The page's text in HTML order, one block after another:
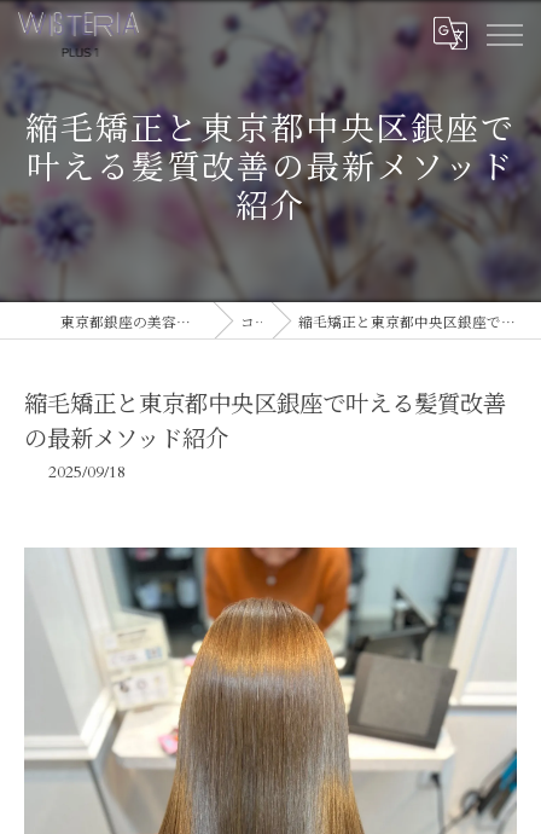
縮毛矯正と東京都中央区銀座で
叶える髪質改善の最新メソッド
紹介
東京都銀座の美容室ならWISTERIA PLUS 1 コラム 縮毛矯正と東京都中央区銀座で叶える髪質改善の最新メソッド紹介
縮毛矯正と東京都中央区銀座で叶える髪質改善
の最新メソッド紹介
2025/09/18